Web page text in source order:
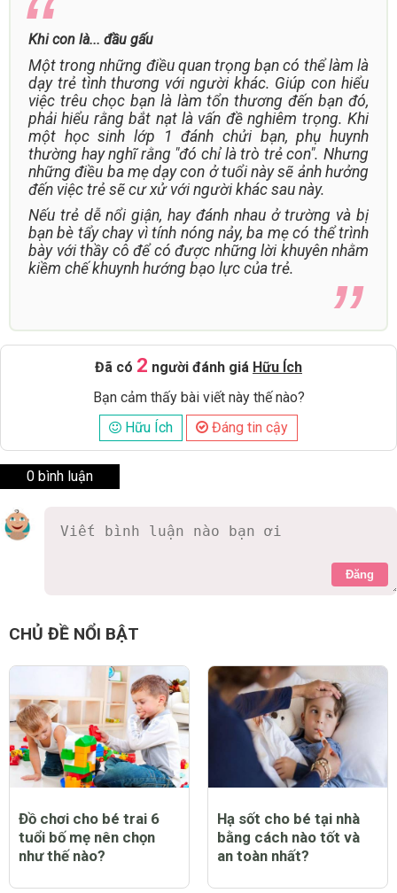
Khi con là... đầu gấu
Một trong những điều quan trọng bạn có thể làm là
dạy trẻ tình thương với người khác. Giúp con hiểu
việc trêu chọc bạn là làm tổn thương đến bạn đó,
phải hiểu rằng bắt nạt là vấn đề nghiêm trọng. Khi
một học sinh lớp 1 đánh chửi bạn, phụ huynh
thường hay nghĩ rằng "đó chỉ là trò trẻ con". Nhưng
những điều ba mẹ dạy con ở tuổi này sẽ ảnh hưởng
đến việc trẻ sẽ cư xử với người khác sau này.
Nếu trẻ dễ nổi giận, hay đánh nhau ở trường và bị
bạn bè tẩy chay vì tính nóng nảy, ba mẹ có thể trình
bày với thầy cô để có được những lời khuyên nhằm
kiềm chế khuynh hướng bạo lực của trẻ.
Đã có 2 người đánh giá Hữu Ích
Bạn cảm thấy bài viết này thế nào?
Hữu Ích
Đáng tin cậy
0 bình luận
Đăng
CHỦ ĐỀ NỔI BẬT
Đồ chơi cho bé trai 6
tuổi bố mẹ nên chọn
như thế nào?
Hạ sốt cho bé tại nhà
bằng cách nào tốt và
an toàn nhất?